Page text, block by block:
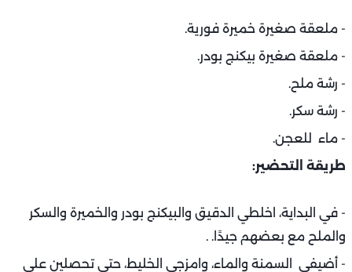
- ملعقة صغيرة خميرة فورية.
- ملعقة صغيرة بيكنج بودر.
- رشة ملح.
- رشة سكر.
- ماء للعجن.
طريقة التحضير:
- في البداية، اخلطي الدقيق والبيكنج بودر والخميرة والسكر
والملح مع بعضهم جيدًا. .
- أضيفي السمنة والماء، وامزجي الخليط، حتى تحصلين على